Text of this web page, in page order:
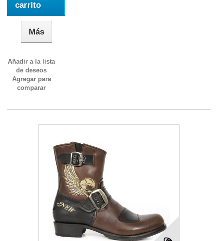
carrito
Más
Añadir a la lista
de deseos
Agregar para
comparar